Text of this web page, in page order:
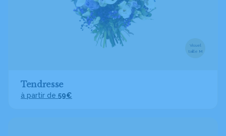
Visuel
taille M
Tendresse
à partir de 59€